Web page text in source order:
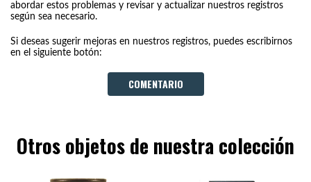
abordar estos problemas y revisar y actualizar nuestros registros
según sea necesario.
Si deseas sugerir mejoras en nuestros registros, puedes escribirnos
en el siguiente botón:
COMENTARIO
Otros objetos de nuestra colección